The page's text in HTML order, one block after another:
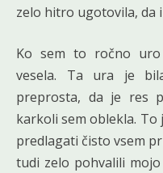
zelo hitro ugotovila, da
Ko sem to ročno uro
vesela. Ta ura je
preprosta, da je res
karkoli sem oblekla. To
predlagati čisto vsem
tudi zelo pohvalili